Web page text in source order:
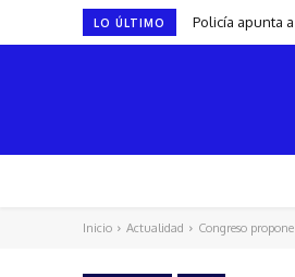
LO ÚLTIMO Policía apunta
Inicio Actualidad Congreso